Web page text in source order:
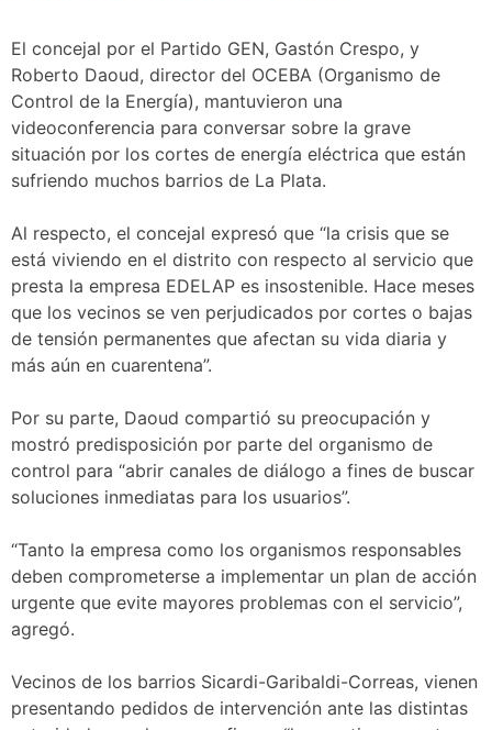
El concejal por el Partido GEN, Gastón Crespo, y
Roberto Daoud, director del OCEBA (Organismo de
Control de la Energía), mantuvieron una
videoconferencia para conversar sobre la grave
situación por los cortes de energía eléctrica que están
sufriendo muchos barrios de La Plata.
Al respecto, el concejal expresó que “la crisis que se
está viviendo en el distrito con respecto al servicio que
presta la empresa EDELAP es insostenible. Hace meses
que los vecinos se ven perjudicados por cortes o bajas
de tensión permanentes que afectan su vida diaria y
más aún en cuarentena”.
Por su parte, Daoud compartió su preocupación y
mostró predisposición por parte del organismo de
control para “abrir canales de diálogo a fines de buscar
soluciones inmediatas para los usuarios”.
“Tanto la empresa como los organismos responsables
deben comprometerse a implementar un plan de acción
urgente que evite mayores problemas con el servicio”,
agregó.
Vecinos de los barrios Sicardi-Garibaldi-Correas, vienen
presentando pedidos de intervención ante las distintas